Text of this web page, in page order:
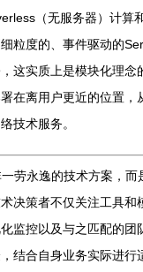
（无服务器）计算
粒度的、事件驱动的
这实质上是模块化理念
在离用户更近的位置，
技术服务。
劳永逸的技术方案，而
决策者不仅关注工具和
监控以及与之匹配的团
结合自身业务实际进行